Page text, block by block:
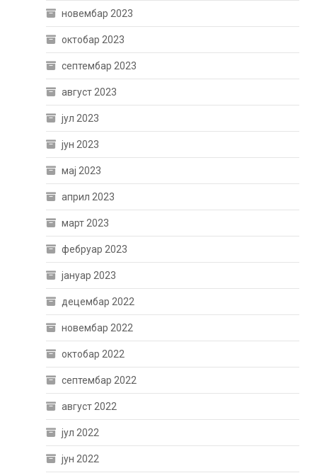
новембар 2023
октобар 2023
септембар 2023
август 2023
јул 2023
јун 2023
мај 2023
април 2023
март 2023
фебруар 2023
јануар 2023
децембар 2022
новембар 2022
октобар 2022
септембар 2022
август 2022
јул 2022
јун 2022